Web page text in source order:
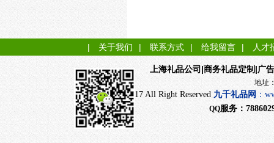
上海礼品公司 |商务礼品定制|广
地址：上海市闵行
CopyRight 2017 All Right Reserved 九千礼品网 ：
QQ服务：
| 关于我们 | 联系方式 | 给我留言 | 人才